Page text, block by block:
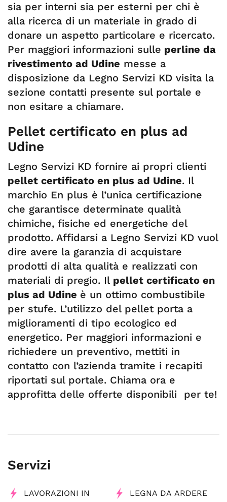
sia per interni sia per esterni per chi è
alla ricerca di un materiale in grado di
donare un aspetto particolare e ricercato.
Per maggiori informazioni sulle perline da
rivestimento ad Udine messe a
disposizione da Legno Servizi KD visita la
sezione contatti presente sul portale e
non esitare a chiamare.
Pellet certificato en plus ad
Udine
Legno Servizi KD fornire ai propri clienti
pellet certificato en plus ad Udine. Il
marchio En plus è l’unica certificazione
che garantisce determinate qualità
chimiche, fisiche ed energetiche del
prodotto. Affidarsi a Legno Servizi KD vuol
dire avere la garanzia di acquistare
prodotti di alta qualità e realizzati con
materiali di pregio. Il pellet certificato en
plus ad Udine è un ottimo combustibile
per stufe. L’utilizzo del pellet porta a
miglioramenti di tipo ecologico ed
energetico. Per maggiori informazioni e
richiedere un preventivo, mettiti in
contatto con l’azienda tramite i recapiti
riportati sul portale. Chiama ora e
approfitta delle offerte disponibili per te!
Servizi
LAVORAZIONI IN
LEGNA DA ARDERE